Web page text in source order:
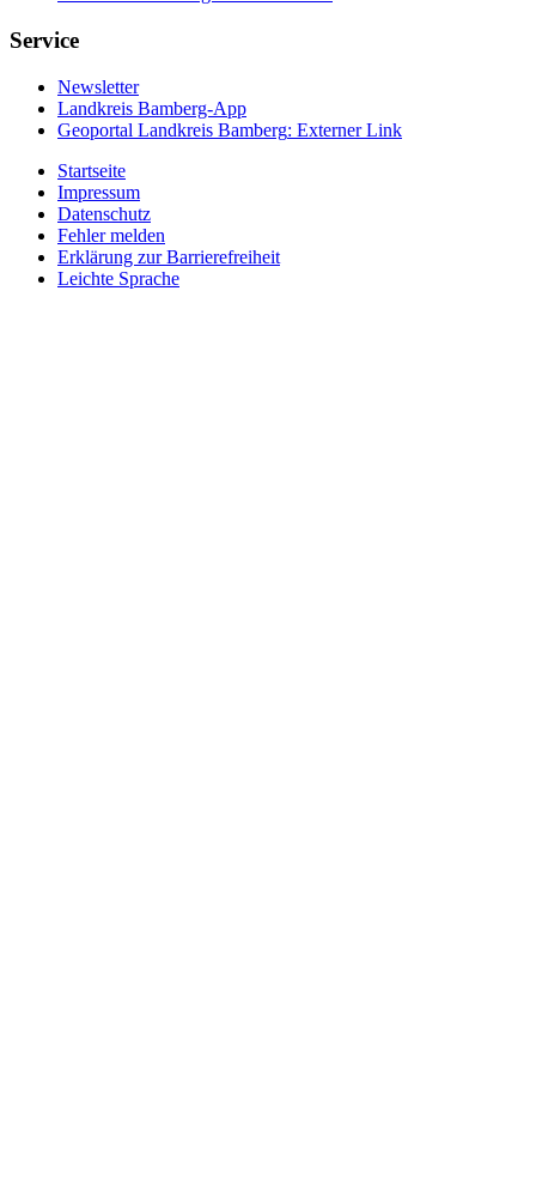
Service
Newsletter
Landkreis Bamberg-App
Geoportal Landkreis Bamberg: Externer Link
Startseite
Impressum
Datenschutz
Fehler melden
Erklärung zur Barrierefreiheit
Leichte Sprache